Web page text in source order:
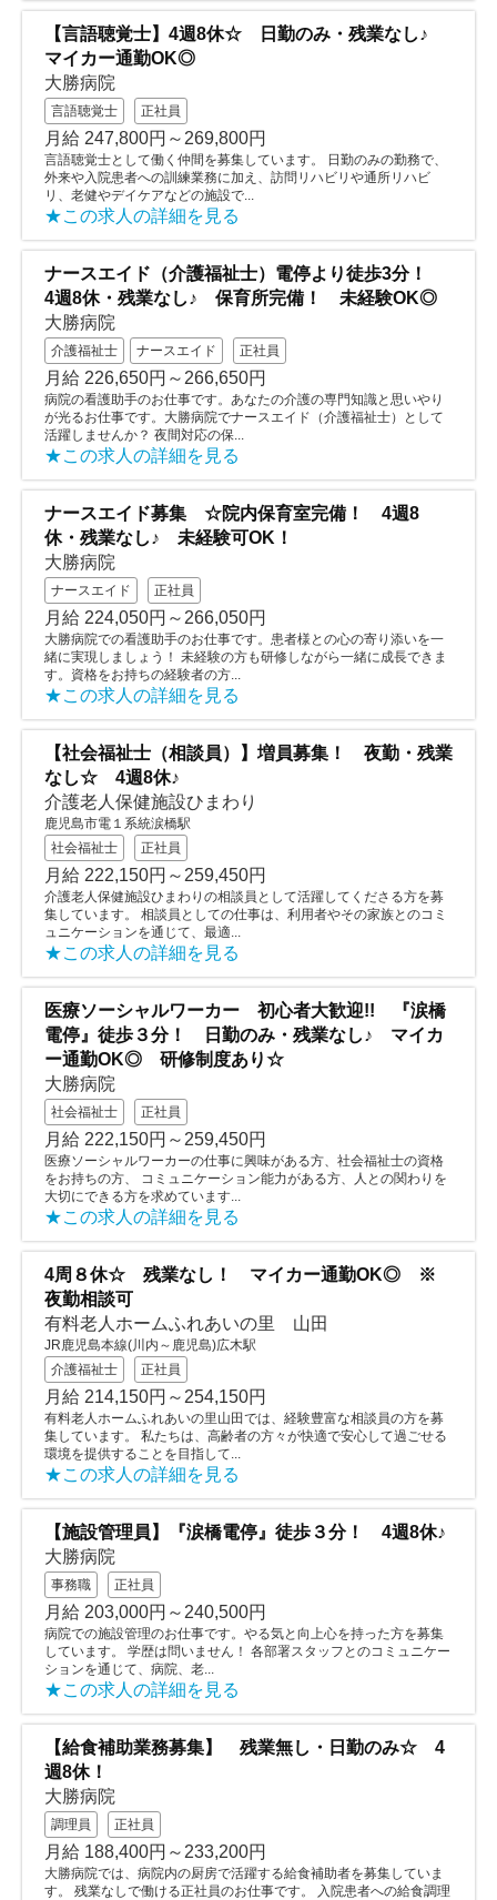
【言語聴覚士】4週8休☆ 日勤のみ・残業なし♪
マイカー通勤OK◎
大勝病院
言語聴覚士 正社員
月給 247,800円～269,800円
言語聴覚士として働く仲間を募集しています。 日勤のみの勤務で、
外来や入院患者への訓練業務に加え、訪問リハビリや通所リハビ
リ、老健やデイケアなどの施設で...
★この求人の詳細を見る
ナースエイド（介護福祉士）電停より徒歩3分！
4週8休・残業なし♪ 保育所完備！ 未経験OK◎
大勝病院
介護福祉士 ナースエイド 正社員
月給 226,650円～266,650円
病院の看護助手のお仕事です。あなたの介護の専門知識と思いやり
が光るお仕事です。大勝病院でナースエイド（介護福祉士）として
活躍しませんか？ 夜間対応の保...
★この求人の詳細を見る
ナースエイド募集 ☆院内保育室完備！ 4週8
休・残業なし♪ 未経験可OK！
大勝病院
ナースエイド 正社員
月給 224,050円～266,050円
大勝病院での看護助手のお仕事です。患者様との心の寄り添いを一
緒に実現しましょう！ 未経験の方も研修しながら一緒に成長できま
す。資格をお持ちの経験者の方...
★この求人の詳細を見る
【社会福祉士（相談員）】増員募集！ 夜勤・残業
なし☆ 4週8休♪
介護老人保健施設ひまわり
鹿児島市電１系統涙橋駅
社会福祉士
正社員
月給 222,150円～259,450円
介護老人保健施設ひまわりの相談員として活躍してくださる方を募
集しています。 相談員としての仕事は、利用者やその家族とのコミ
ュニケーションを通じて、最適...
★この求人の詳細を見る
医療ソーシャルワーカー 初心者大歓迎!! 『涙橋
電停』徒歩３分！ 日勤のみ・残業なし♪ マイカ
ー通勤OK◎ 研修制度あり☆
大勝病院
社会福祉士 正社員
月給 222,150円～259,450円
医療ソーシャルワーカーの仕事に興味がある方、社会福祉士の資格
をお持ちの方、 コミュニケーション能力がある方、人との関わりを
大切にできる方を求めています...
★この求人の詳細を見る
4周８休☆ 残業なし！ マイカー通勤OK◎ ※
夜勤相談可
有料老人ホームふれあいの里 山田
JR鹿児島本線(川内～鹿児島)広木駅
介護福祉士
正社員
月給 214,150円～254,150円
有料老人ホームふれあいの里山田では、経験豊富な相談員の方を募
集しています。 私たちは、高齢者の方々が快適で安心して過ごせる
環境を提供することを目指して...
★この求人の詳細を見る
【施設管理員】『涙橋電停』徒歩３分！ 4週8休♪
大勝病院
事務職 正社員
月給 203,000円～240,500円
病院での施設管理のお仕事です。やる気と向上心を持った方を募集
しています。 学歴は問いません！ 各部署スタッフとのコミュニケー
ションを通じて、病院、老...
★この求人の詳細を見る
【給食補助業務募集】 残業無し・日勤のみ☆ 4
週8休！
大勝病院
調理員 正社員
月給 188,400円～233,200円
大勝病院では、病院内の厨房で活躍する給食補助者を募集していま
す。 残業なしで働ける正社員のお仕事です。 入院患者への給食調理